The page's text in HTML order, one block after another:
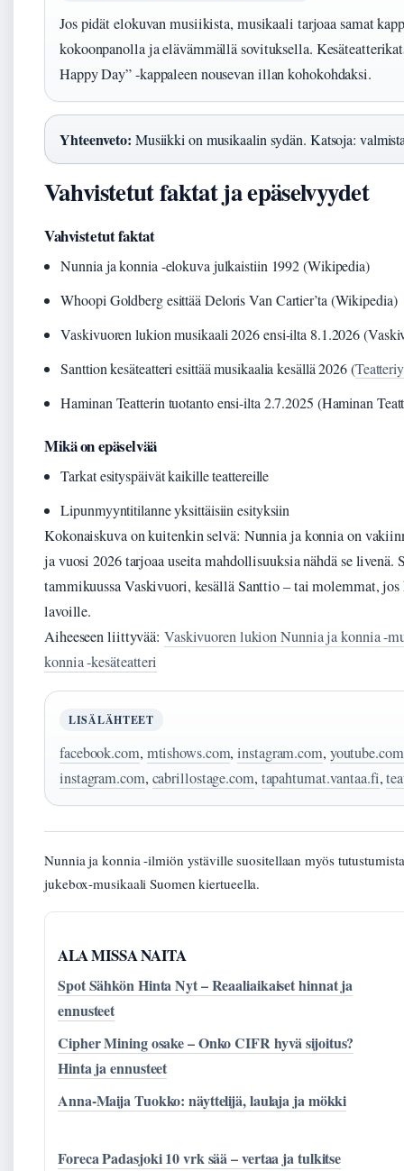
Jos pidät elokuvan musiikista, musikaali tarjoaa samat
kokoonpanolla ja elävämmällä sovituksella.
Happy Day” -kappaleen nousevan illan kohokohdaksi.
Yhteenveto: Musiikki on musikaalin sydän. Katsoja:
Vahvistetut faktat ja epäselvyydet
Vahvistetut faktat
Nunnia ja konnia -elokuva julkaistiin 1992 (Wikipedia)
Whoopi Goldberg esittää Deloris Van Cartier’ta (Wikipedia)
Vaskivuoren lukion musikaali 2026 ensi-ilta 8.1.2026
Santtion kesäteatteri esittää musikaalia kesällä 2026 (
Haminan Teatterin tuotanto ensi-ilta 2.7.2025 (Haminan
Mikä on epäselvää
Tarkat esityspäivät kaikille teattereille
Lipunmyyntitilanne yksittäisiin esityksiin
Kokonaiskuva on kuitenkin selvä: Nunnia ja konnia on
ja vuosi 2026 tarjoaa useita mahdollisuuksia nähdä se
tammikuussa Vaskivuori, kesällä Santtio – tai molemmat,
lavoille.
Aiheeseen liittyvää: Vaskivuoren lukion Nunnia ja konnia -
konnia -kesäteatteri
LISÄLÄHTEET
facebook.com, mtishows.com,instagram.com, youtube.com
instagram.com, cabrillostage.com, tapahtumat.vantaa.fi,
Nunnia ja konnia -ilmiön ystäville suositellaan myös
jukebox-musikaali Suomen kiertueella.
ALA MISSA NAITA
Spot Sähkön Hinta Nyt – Reaaliaikaiset hinnat ja
ennusteet
Cipher Mining osake – Onko CIFR hyvä sijoitus?
Hinta ja ennusteet
Anna-Maija Tuokko: näyttelijä, laulaja ja mökki
Foreca Padasjoki 10 vrk sää – vertaa ja tulkitse